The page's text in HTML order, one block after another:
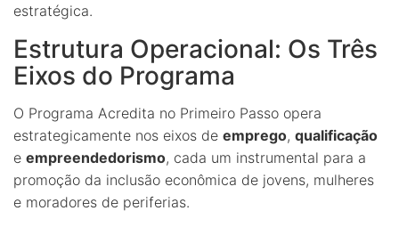
estratégica.
Estrutura Operacional: Os Três
Eixos do Programa
O Programa Acredita no Primeiro Passo opera
estrategicamente nos eixos de emprego, qualificação
e empreendedorismo, cada um instrumental para a
promoção da inclusão econômica de jovens, mulheres
e moradores de periferias.